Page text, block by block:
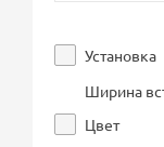
Установка
Ширина
Цвет